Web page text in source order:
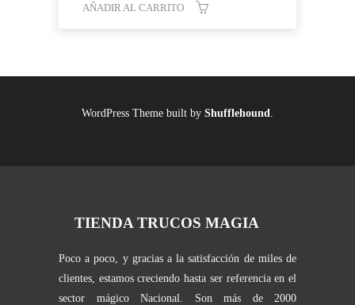
AÑADIR AL CARRITO
WordPress Theme built by Shufflehound
TIENDA TRUCOS MAGIA
Poco a poco, y gracias a la satisfacción de miles de
clientes, estamos creciendo hasta ser referencia en el
sector mágico Nacional. Son más de 2000